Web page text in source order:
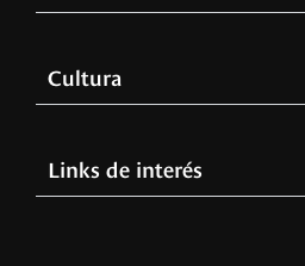
Cultura
Links de interés